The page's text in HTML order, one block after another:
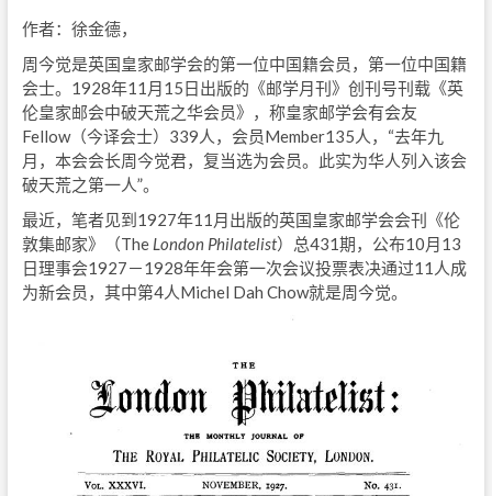
作者：徐金德，
周今觉是英国皇家邮学会的第一位中国籍会员，第一位中国籍
会士。1928年11月15日出版的《邮学月刊》创刊号刊载《英
伦皇家邮会中破天荒之华会员》，称皇家邮学会有会友
Fellow（今译会士）339人，会员Member135人，“去年九
月，本会会长周今觉君，复当选为会员。此实为华人列入该会
破天荒之第一人”。
最近，笔者见到1927年11月出版的英国皇家邮学会会刊《伦
敦集邮家》（The London Philatelist）总431期，公布10月13
日理事会1927－1928年年会第一次会议投票表决通过11人成
为新会员，其中第4人Michel Dah Chow就是周今觉。